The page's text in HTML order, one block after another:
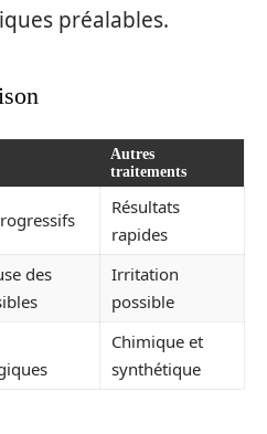
préalables.
Autres
traitements
Résultats
rapides
des
Irritation
possible
Chimique et
synthétique